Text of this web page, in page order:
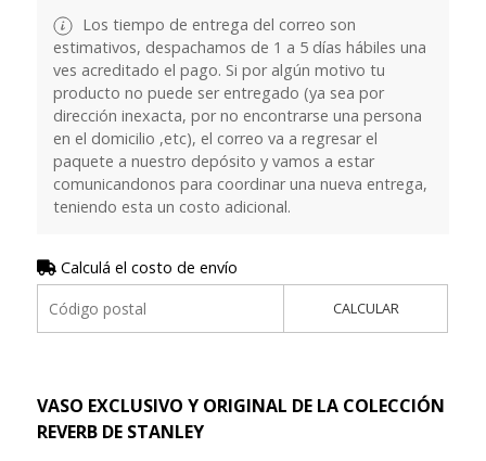
Los tiempo de entrega del correo son
estimativos, despachamos de 1 a 5 días hábiles una
ves acreditado el pago. Si por algún motivo tu
producto no puede ser entregado (ya sea por
dirección inexacta, por no encontrarse una persona
en el domicilio ,etc), el correo va a regresar el
paquete a nuestro depósito y vamos a estar
comunicandonos para coordinar una nueva entrega,
teniendo esta un costo adicional.
Calculá el costo de envío
CALCULAR
VASO EXCLUSIVO Y ORIGINAL DE LA COLECCIÓN
REVERB DE STANLEY